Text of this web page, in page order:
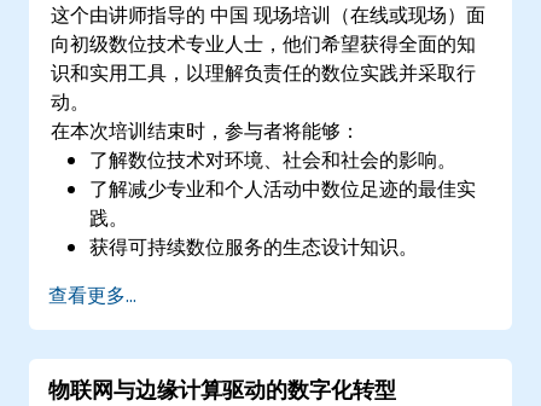
这个由讲师指导的 中国 现场培训（在线或现场）面
向初级数位技术专业人士，他们希望获得全面的知
识和实用工具，以理解负责任的数位实践并采取行
动。
在本次培训结束时，参与者将能够：
了解数位技术对环境、社会和社会的影响。
了解减少专业和个人活动中数位足迹的最佳实
践。
获得可持续数位服务的生态设计知识。
查看更多...
物联网与边缘计算驱动的数字化转型